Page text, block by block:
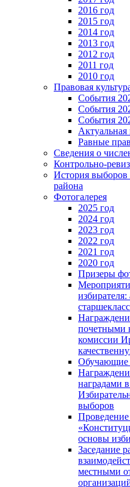
2016 год
2015 год
2014 год
2013 год
2012 год
2011 год
2010 год
Правовая
События
События
События
Равные
Сведения о
Контрольно-
История выборов
района
Фотогалерея
2025 год
2024 год
2023 год
2022 год
2021 год
2020 год
Призеры
почетными
комиссии
Обучающие
наградами
выборов
основы
Заседание
местными